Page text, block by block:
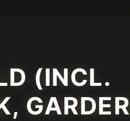
(INCL.